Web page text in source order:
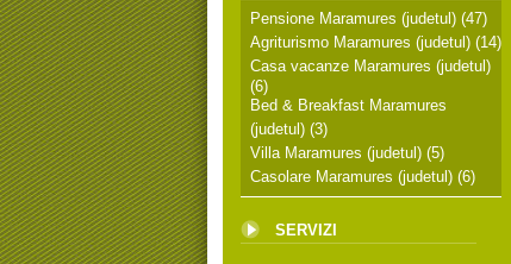
Pensione Maramures (judetul) (47)
Agriturismo Maramures (judetul) (14)
Casa vacanze Maramures (judetul)
(6)
Bed & Breakfast Maramures
(judetul) (3)
Villa Maramures (judetul) (5)
Casolare Maramures (judetul) (6)
SERVIZI